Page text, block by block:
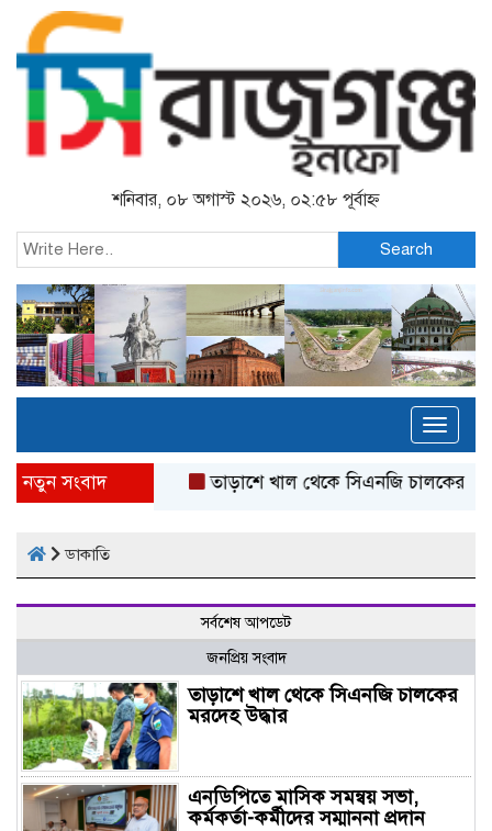
শনিবার, ০৮ অগাস্ট ২০২৬, ০২:৫৮ পূর্বাহ্ন
Search
নতুন সংবাদ তাড়াশে খাল থেকে সিএনজি চালকের
ডাকাতি
সর্বশেষ আপডেট
জনপ্রিয় সংবাদ
তাড়াশে খাল থেকে সিএনজি চালকের
মরদেহ উদ্ধার
এনডিপিতে মাসিক সমন্বয় সভা,
কর্মকর্তা-কর্মীদের সম্মাননা প্রদান